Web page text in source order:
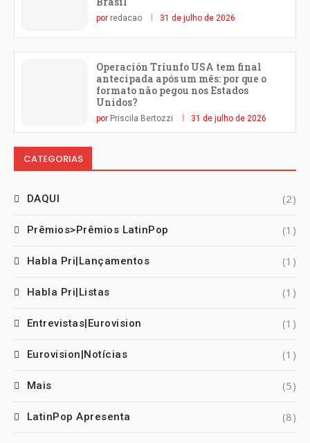
por redacao 31 de julho de 2026
Operación Triunfo USA tem final
antecipada após um mês: por que o
formato não pegou nos Estados
Unidos?
por Priscila Bertozzi 31 de julho de 2026
CATEGORIAS
DAQUI (2)
Prêmios>Prêmios LatinPop (1)
Habla Pri|Lançamentos (1)
Habla Pri|Listas (1)
Entrevistas|Eurovision (1)
Eurovision|Notícias (1)
Mais (5)
LatinPop Apresenta (8)